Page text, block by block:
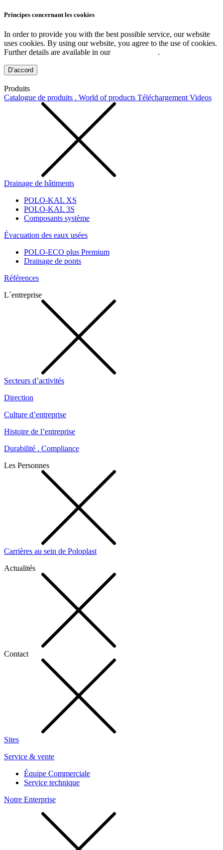
Principes concernant les cookies
In order to provide you with the best possible service, our website
uses cookies. By using our website, you agree to the use of cookies.
Further details are available in our
.
D’accord
Produits
Catalogue de produits . World of products Téléchargement Videos
Drainage de bâtiments
POLO-KAL XS
POLO-KAL 3S
Composants système
Évacuation des eaux usées
POLO-ECO plus Premium
Drainage de ponts
Références
L`entreprise
Secteurs d’activités
Direction
Culture d’entreprise
Histoire de l’entreprise
Durabilité . Compliance
Les Personnes
Carrières au sein de Poloplast
Actualités
Contact
Sites
Service & vente
Équipe Commerciale
Service technique
Notre Enterprise